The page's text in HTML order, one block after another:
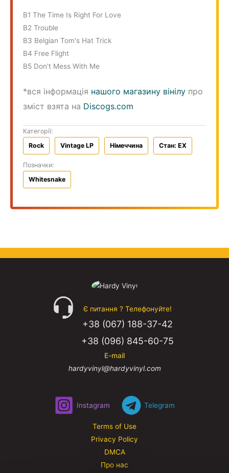
B1 The Time Is Right For Love
B2 Trouble
B3 Belgian Tom's Hat Trick
B4 Free Flight
B5 Don't Mess With Me
*вся інформація нашого магазину вінілу про
зміст взята на Discogs.com
Категорії:
Rock
Vintage LP Німеччина Стан: EX
Позначки:
Whitesnake
Є питання ? Телефонуйте!
+38 (067) 188-37-42
+38 (096) 845-60-75
E-mail
hardyvinyl@hardyvinyl.com
Instagram Telegram
Terms of Use
Privacy Policy
DMCA
Про нас